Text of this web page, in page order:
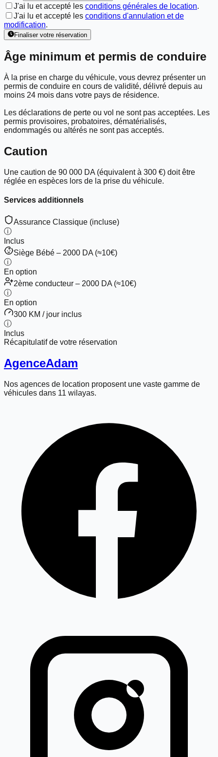
J'ai lu et accepté les conditions générales de location.
J'ai lu et accepté les conditions d'annulation et de
modification.
Finaliser votre réservation
Âge minimum et permis de conduire
À la prise en charge du véhicule, vous devrez présenter un
permis de conduire en cours de validité, délivré depuis au
moins 24 mois dans votre pays de résidence.
Les déclarations de perte ou vol ne sont pas acceptées. Les
permis provisoires, probatoires, dématérialisés,
endommagés ou altérés ne sont pas acceptés.
Caution
Une caution de 90 000 DA (équivalent à 300 €) doit être
réglée en espèces lors de la prise du véhicule.
Services additionnels
Assurance Classique (incluse)
ⓘ
Inclus
Siège Bébé – 2000 DA (≈10€)
ⓘ
En option
2ème conducteur – 2000 DA (≈10€)
ⓘ
En option
300 KM / jour inclus
ⓘ
Inclus
Récapitulatif de votre réservation
AgenceAdam
Nos agences de location proposent une vaste gamme de
véhicules dans 11 wilayas.